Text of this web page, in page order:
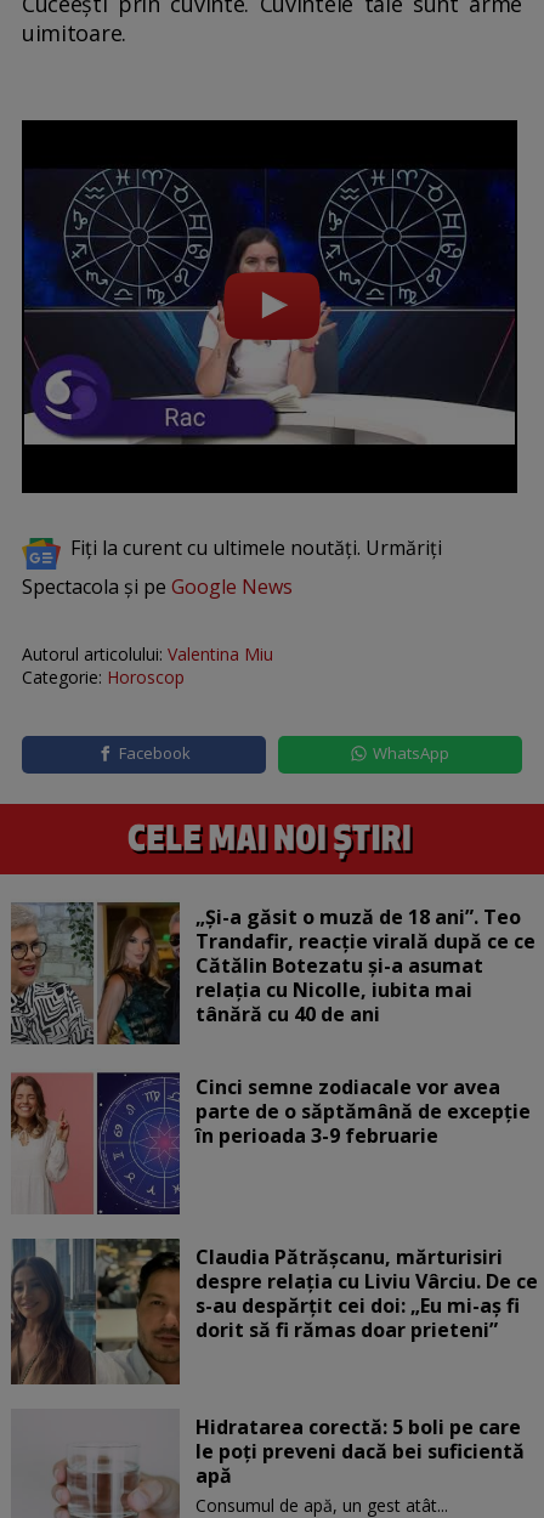
uimitoare.
Fiți la curent cu ultimele noutăți. Urmăriți
Spectacola și pe Google News
Autorul articolului: Valentina Miu
Categorie: Horoscop
Facebook WhatsApp
„Și-a găsit o muză de 18 ani”. Teo
Trandafir, reacție virală după ce ce
Cătălin Botezatu și-a asumat
relația cu Nicolle, iubita mai
tânără cu 40 de ani
Cinci semne zodiacale vor avea
parte de o săptămână de excepție
în perioada 3-9 februarie
Claudia Pătrășcanu, mărturisiri
despre relația cu Liviu Vârciu. De ce
s-au despărțit cei doi: „Eu mi-aș fi
dorit să fi rămas doar prieteni”
Hidratarea corectă: 5 boli pe care
le poți preveni dacă bei suficientă
apă
Consumul de apă, un gest atât...